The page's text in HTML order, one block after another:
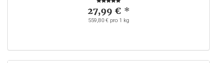
27,99 € *
559,80 € pro 1 kg